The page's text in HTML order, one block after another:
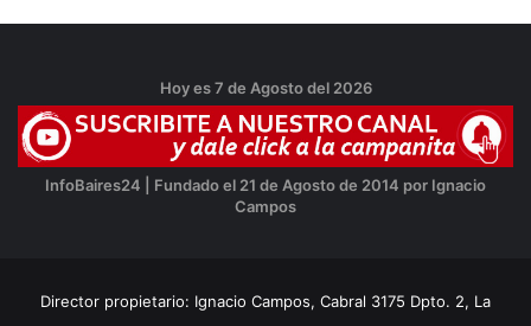
Hoy es 7 de Agosto del 2026
InfoBaires24 | Fundado el 21 de Agosto de 2014 por Ignacio
Campos
Director propietario: Ignacio Campos, Cabral 3175 Dpto. 2, La